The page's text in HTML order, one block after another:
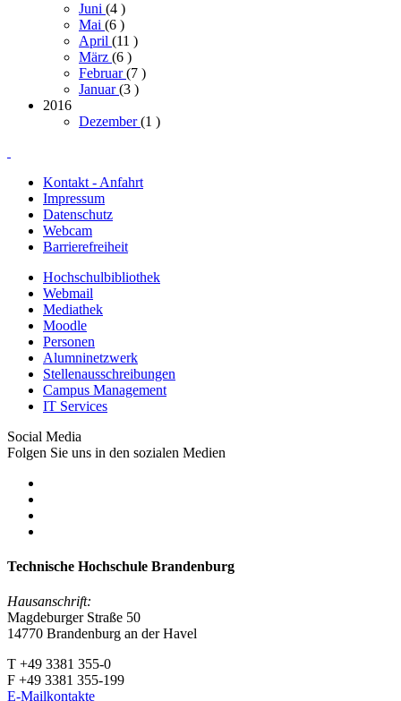
Juni (4 )
Mai (6 )
April (11 )
März (6 )
Februar(7 )
Januar(3 )
2016
Dezember(1 )
Kontakt - Anfahrt
Impressum
Datenschutz
Webcam
Barrierefreiheit
Hochschulbibliothek
Webmail
Mediathek
Moodle
Personen
Alumninetzwerk
Stellenausschreibungen
Campus Management
IT Services
Social Media
Folgen Sie uns in den sozialen Medien
Technische Hochschule Brandenburg
Hausanschrift:
Magdeburger Straße 50
14770 Brandenburg an der Havel
T +49 3381 355-0
F +49 3381 355-199
E-Mailkontakte